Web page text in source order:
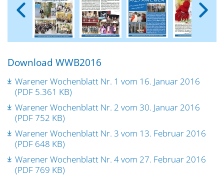
Download WWB2016
Warener Wochenblatt Nr. 1 vom 16. Januar 2016
(PDF 5.361 KB)
Warener Wochenblatt Nr. 2 vom 30. Januar 2016
(PDF 752 KB)
Warener Wochenblatt Nr. 3 vom 13. Februar 2016
(PDF 648 KB)
Warener Wochenblatt Nr. 4 vom 27. Februar 2016
(PDF 769 KB)